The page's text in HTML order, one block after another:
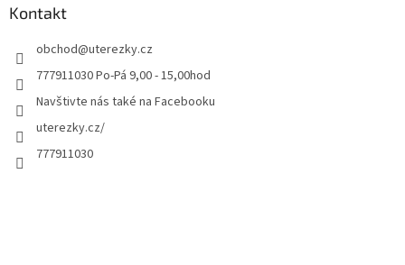
Kontakt
obchod@uterezky.cz
777911030 Po-Pá 9,00 - 15,00hod
Navštivte nás také na Facebooku
uterezky.cz/
777911030